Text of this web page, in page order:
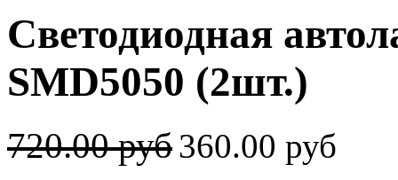
Светодиодная
SMD5050 (2шт.)
720.00 руб360.00 руб